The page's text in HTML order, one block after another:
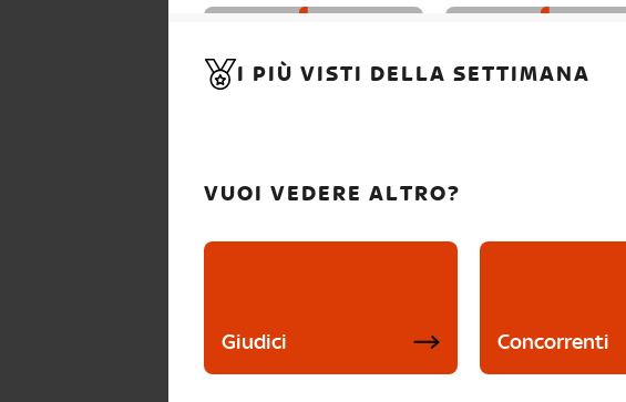
MasterChef 15, Carlotta è
MasterChef 15, Matteo
I PIÙ VISTI DELLA SETTIMANA
VUOI VEDERE ALTRO?
Giudici Concorrenti